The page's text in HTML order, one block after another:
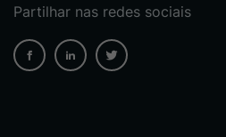
Partilhar nas redes sociais